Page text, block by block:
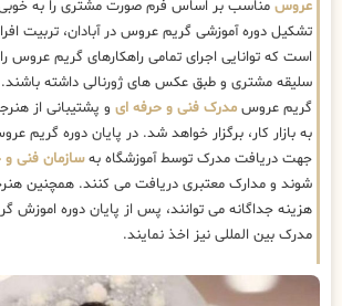
عروس مناسب بر اساس فرم صورت مشتری را به
تشکیل دوره آموزشی گریم عروس در آبادان، تربیت
است که توانایی اجرای تمامی راهکارهای گریم
سلیقه مشتری و طبق عکس های ژورنالی داشته
گریم عروس مدرک فنی و حرفه ای و پشتیبانی از
به بازار کار، برگزار خواهد شد. در پایان دوره گریم
جهت دریافت مدرک توسط آموزشگاه بهسازمان فنی و
شوند و مدارک معتبری دریافت می کنند. همچنین
هزینه جداگانه می توانند، پس از پایان دوره اموزش
مدرک بین المللی نیز اخذ نمایند.